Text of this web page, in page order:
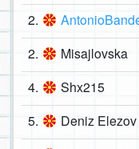
2.
2. Misajlovska
4. Shx215
5. Deniz Elezov